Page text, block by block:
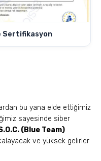
Sertifikasyon
bu yana elde ettiğimiz
sayesinde siber
(Blue Team)
ve yüksek gelirler